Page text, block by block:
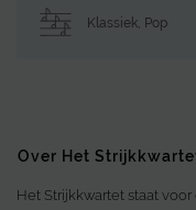
Klassiek, Pop
Over Het
Het Strijkkwartet staat